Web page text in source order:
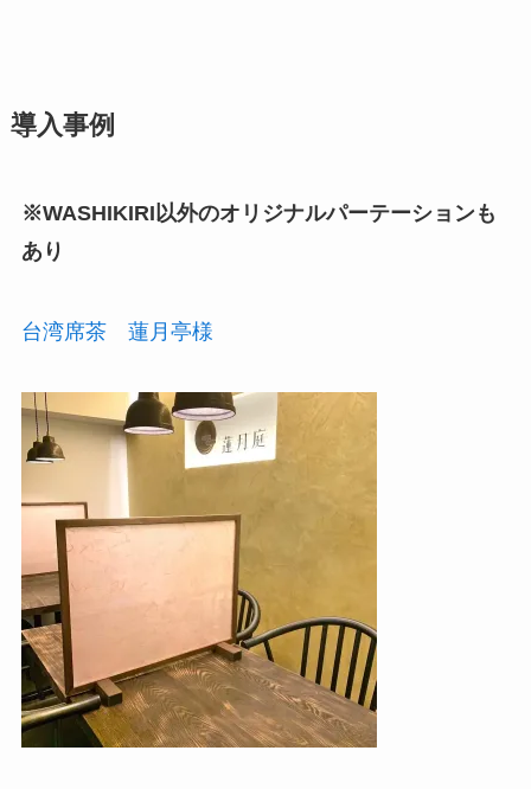
導入事例
※WASHIKIRI以外のオリジナルパーテーションも
あり
台湾席茶 蓮月亭様